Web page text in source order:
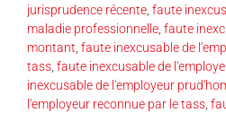
jurisprudence récente, faute
maladie professionnelle, faute
montant, faute inexcusable de
tass, faute inexcusable de
inexcusable de l'employeur
l'employeur reconnue par le tass,